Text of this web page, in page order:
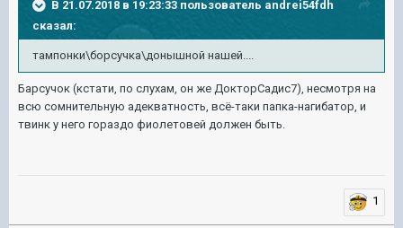
В 21.07.2018 в 19:23:33 пользователь andrei54fdh
сказал:
тампонки\борсучка\донышной нашей....
Барсучок (кстати, по слухам, он же ДокторСадис7), несмотря на
всю сомнительную адекватность, всё-таки папка-нагибатор, и
твинк у него гораздо фиолетовей должен быть.
1